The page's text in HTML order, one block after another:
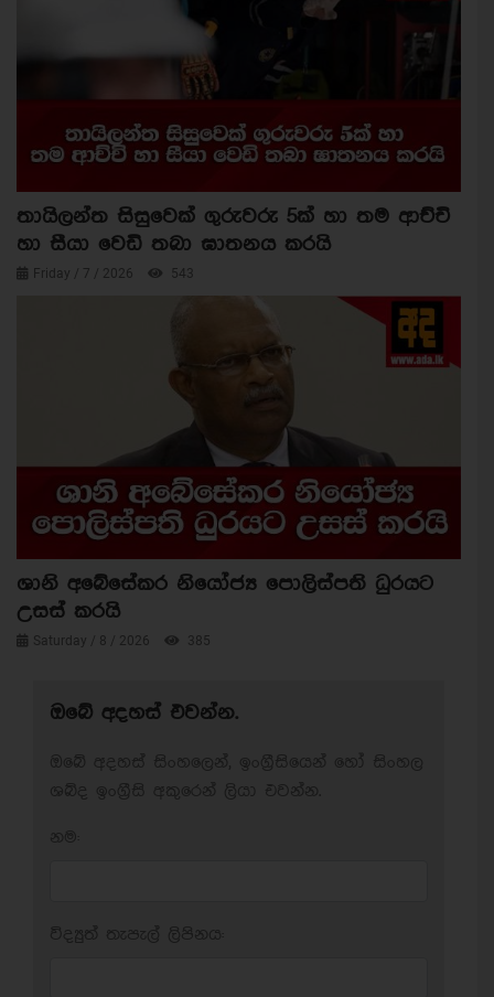
තායිලන්ත සිසුවෙක් ගුරුවරු 5ක් හා තම ආච්චි
හා සීයා වෙඩි තබා ඝාතනය කරයි
Friday / 7 / 2026 543
ශානි අබේසේකර නියෝජ්‍ය පොලිස්පති ධුරයට
උසස් කරයි
Saturday / 8 / 2026 385
ඔබේ අදහස් එවන්න.